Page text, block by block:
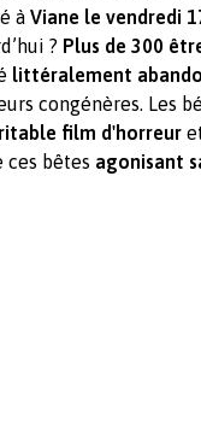
à Viane le vendredi
? Plus de 300
littéralement
congénères. Les
film d'horreur
ces bêtes agonisant